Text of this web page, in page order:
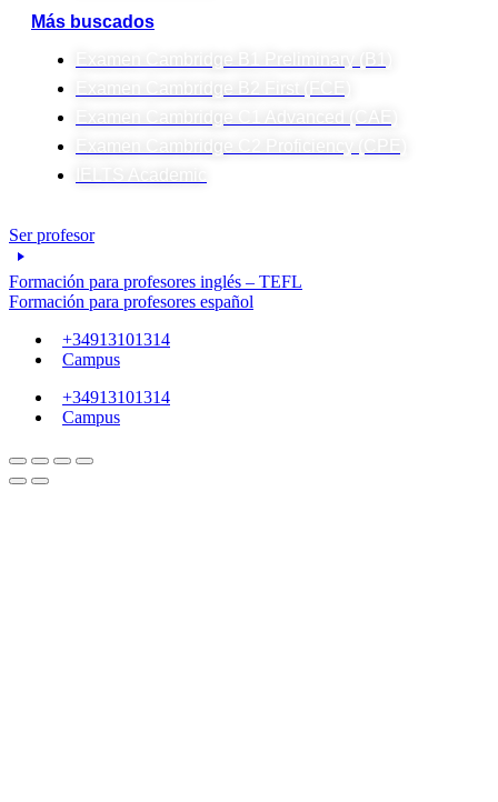
Más buscados
Examen Cambridge B1 Preliminary (B1)
Examen Cambridge B2 First (FCE)
Examen Cambridge C1 Advanced (CAE)
Examen Cambridge C2 Proficiency (CPE)
IELTS Academic
Ser profesor
Formación para profesores inglés – TEFL
Formación para profesores español
+34913101314
Campus
+34913101314
Campus